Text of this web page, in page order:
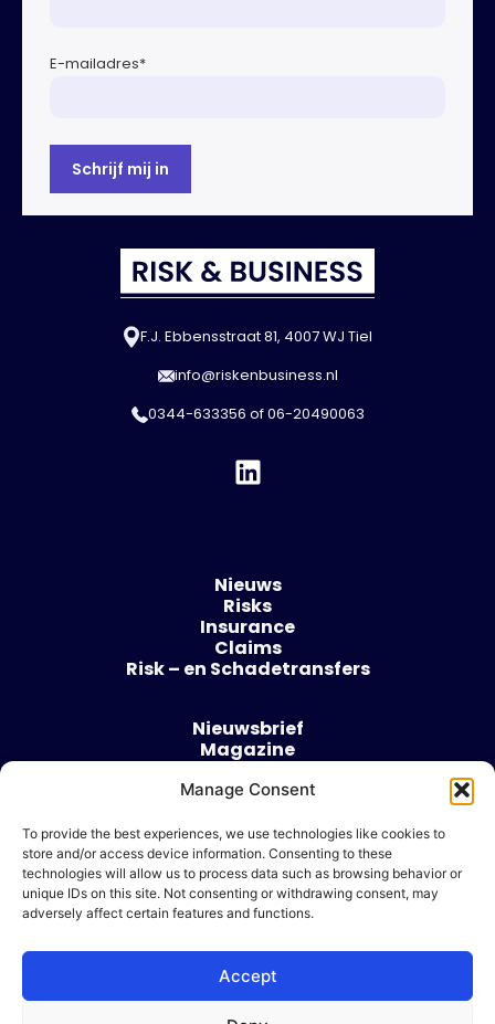
Manage Consent
To provide the best experiences, we use technologies like cookies to
store and/or access device information. Consenting to these
technologies will allow us to process data such as browsing behavior or
unique IDs on this site. Not consenting or withdrawing consent, may
adversely affect certain features and functions.
Accept
E-mailadres*
F.J. Ebbensstraat 81, 4007 WJ Tiel
info@riskenbusiness.nl
0344-633356 of06-20490063
Nieuws
Risks
Insurance
Claims
Risk – en Schadetransfers
Nieuwsbrief
Magazine
Over
Algemene voorwaarden
Cookie beleid
Ik wil adverteren